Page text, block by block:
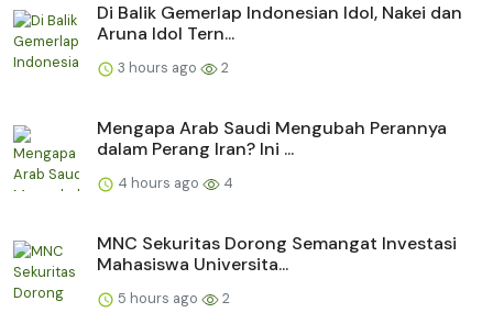
Di Balik Gemerlap Indonesian Idol, Nakei dan
Aruna Idol Tern...
3 hours ago 2
Mengapa Arab Saudi Mengubah Perannya
dalam Perang Iran? Ini ...
4 hours ago 4
MNC Sekuritas Dorong Semangat Investasi
Mahasiswa Universita...
5 hours ago 2